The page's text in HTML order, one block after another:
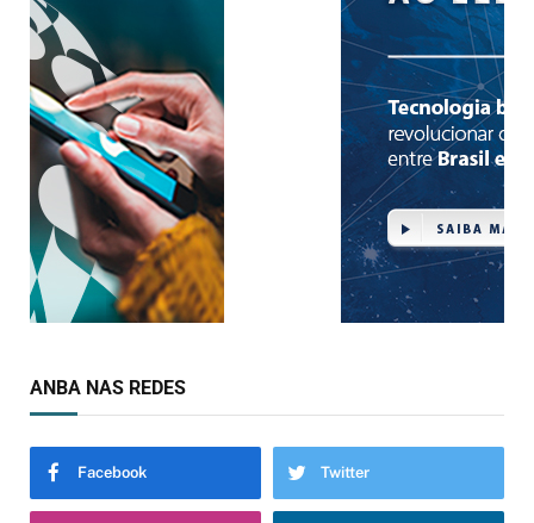
ANBA NAS REDES
Facebook Twitter